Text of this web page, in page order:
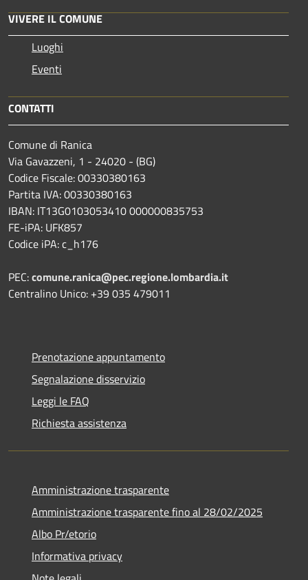
VIVERE IL COMUNE
Luoghi
Eventi
CONTATTI
Comune di Ranica
Via Gavazzeni, 1 - 24020 - (BG)
Codice Fiscale: 00330380163
Partita IVA: 00330380163
IBAN: IT13G0103053410 000000835753
FE-iPA: UFK857
Codice iPA: c_h176
PEC:comune.ranica@pec.regione.lombardia.it
Centralino Unico: +39 035 479011
Prenotazione appuntamento
Segnalazione disservizio
Leggi le FAQ
Richiesta assistenza
Amministrazione trasparente
Amministrazione trasparente fino al 28/02/2025
Albo Pr/etorio
Informativa privacy